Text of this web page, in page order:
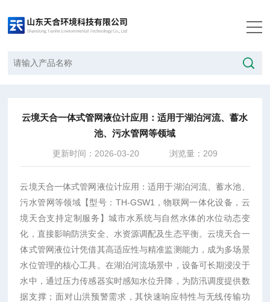
云境天合一体式管网液位计应用：适用于湖泊河流、蓄水
池、污水管网等领域
更新时间：2026-03-20 浏览量：209
云境天合一体式管网液位计应用 ：适用于湖泊河流、蓄水池、
污水管网等领域 【型号：TH-GSW1，物联网一体化设备，云
境天合支持定制服务】城市水系统与自然水体的水位动态变
化，直接影响防洪安全、水资源调配及生态平衡。云境天合一
体式管网液位计凭借其高适应性与精准监测能力，成为多场景
水位管理的核心工具。在湖泊河流场景中，设备可长期浸没于
水中，通过压力传感器实时感知水位升降，为防汛调度提供数
据支撑；面对山洪预警需求，其快速响应特性与无线传输功